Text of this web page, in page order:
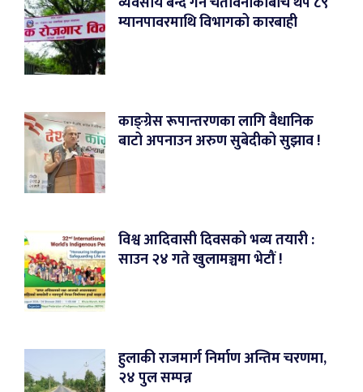
म्यानपावरमाथि विभागको कारबाही
काङ्ग्रेस रूपान्तरणका लागि वैधानिक
बाटो अपनाउन अरुण सुबेदीको सुझाव !
विश्व आदिवासी दिवसको भव्य तयारी :
साउन २४ गते खुलामञ्चमा भेटौं !
हुलाकी राजमार्ग निर्माण अन्तिम चरणमा,
२४ पुल सम्पन्न